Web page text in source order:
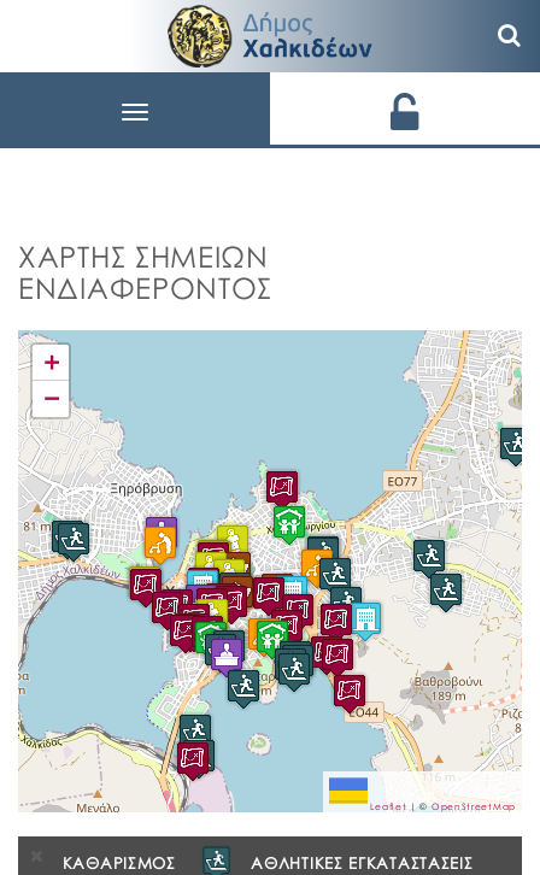
Toggle
ΧΑΡΤΗΣ ΣΗΜΕΙΩΝ
ΕΝΔΙΑΦΕΡΟΝΤΟΣ
ΚΑΘΑΡΙΣΜΟΣ ΑΘΛΗΤΙΚΕΣ ΕΓΚΑΤΑΣΤΑΣΕΙΣ
+
−
Leaflet |©OpenStreetMap